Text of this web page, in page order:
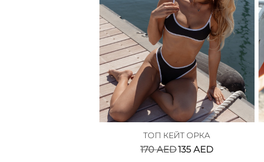
ТОП КЕЙТ ОРКА
170AED135AED